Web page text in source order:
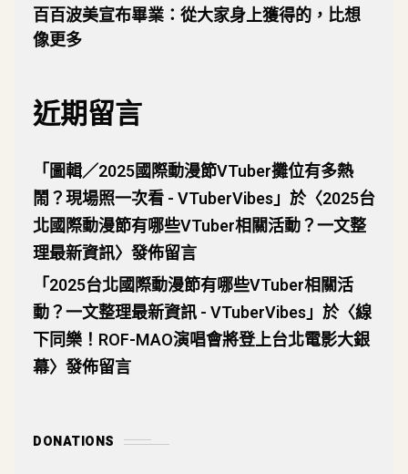
百百波美宣布畢業：從大家身上獲得的，比想
像更多
近期留言
「圖輯／2025國際動漫節VTuber攤位有多熱
鬧？現場照一次看 - VTuberVibes」於〈2025台
北國際動漫節有哪些VTuber相關活動？一文整
理最新資訊〉發佈留言
「2025台北國際動漫節有哪些VTuber相關活
動？一文整理最新資訊 - VTuberVibes」於〈線
下同樂！ROF-MAO演唱會將登上台北電影大銀
幕〉發佈留言
DONATIONS